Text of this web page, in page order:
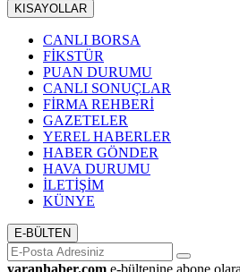
KISAYOLLAR
CANLI BORSA
FİKSTÜR
PUAN DURUMU
CANLI SONUÇLAR
FİRMA REHBERİ
GAZETELER
YEREL HABERLER
HABER GÖNDER
HAVA DURUMU
İLETİŞİM
KÜNYE
E-BÜLTEN
yaranhaber.com e-bültenine abone